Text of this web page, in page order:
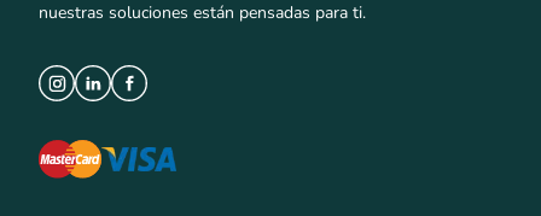
nuestras soluciones están pensadas para ti.